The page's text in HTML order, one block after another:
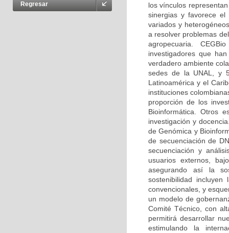
Regresar
los vínculos
sinergias y favorece el
variados y
a resolver problemas
agropecuaria.
investigadores que
verdadero ambiente
sedes de la UNAL, y
Latinoamérica y el
instituciones
proporción de los
Bioinformática. Otros
investigación y
de Genómica y
de secuenciación de
secuenciación y
usuarios externos,
asegurando así la
sostenibilidad
convencionales, y
un modelo de
Comité Técnico, con
permitirá desarrollar
estimulando la